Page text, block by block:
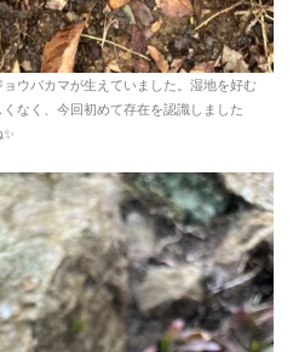
ウバカマが生えていました。湿地を好む
なく、今回初めて存在を認識しました